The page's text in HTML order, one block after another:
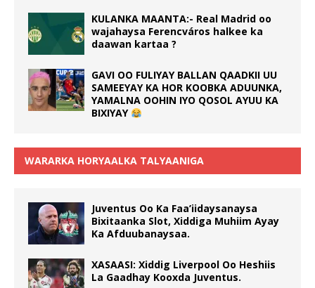
KULANKA MAANTA:- Real Madrid oo
wajahaysa Ferencváros halkee ka
daawan kartaa ?
GAVI OO FULIYAY BALLAN QAADKII UU
SAMEEYAY KA HOR KOOBKA ADUUNKA,
YAMALNA OOHIN IYO QOSOL AYUU KA
BIXIYAY
WARARKA HORYAALKA TALYAANIGA
Juventus Oo Ka Faa’iidaysanaysa
Bixitaanka Slot, Xiddiga Muhiim Ayay
Ka Afduubanaysaa.
XASAASI: Xiddig Liverpool Oo Heshiis
La Gaadhay Kooxda Juventus.